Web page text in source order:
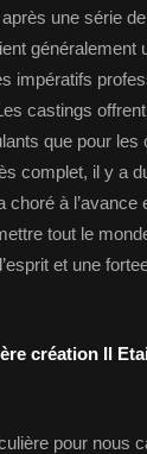
une série
généralement
impératifs
castings
que pour
complet, il y a
à l’avance
tout le
et une
création Il
pour nous